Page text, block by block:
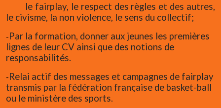
le fairplay, le respect des règles et des autres,
le civisme, la non violence, le sens du collectif;
-Par la formation, donner aux jeunes les premières
lignes de leur CV ainsi que des notions de
responsabilités.
-Relai actif des messages et campagnes de fairplay
transmis par la fédération française de basket-ball
ou le ministère des sports.